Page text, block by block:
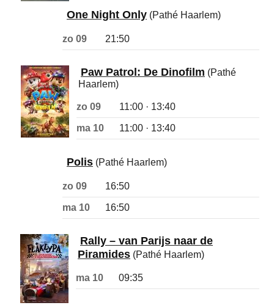
One Night Only (Pathé Haarlem)
zo 09 21:50
Paw Patrol: De Dinofilm (Pathé
Haarlem)
zo 09 11:00 · 13:40
ma 10 11:00 · 13:40
Polis (Pathé Haarlem)
zo 09 16:50
ma 10 16:50
Rally – van Parijs naar de
Piramides (Pathé Haarlem)
ma 10 09:35